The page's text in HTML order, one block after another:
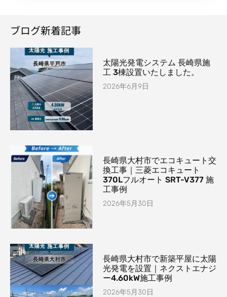
ブログ新着記事
太陽光発電システム 長崎県施
工 3棟設置いたしました。
2026年6月9日
長崎県大村市でエコキュート交
換工事｜三菱エコキュート
370Lフルオート SRT-V377 施
工事例
2026年5月30日
長崎県大村市で新築平屋に太陽
光発電を設置｜ネクストエナジ
ー4.60kW施工事例
2026年5月30日